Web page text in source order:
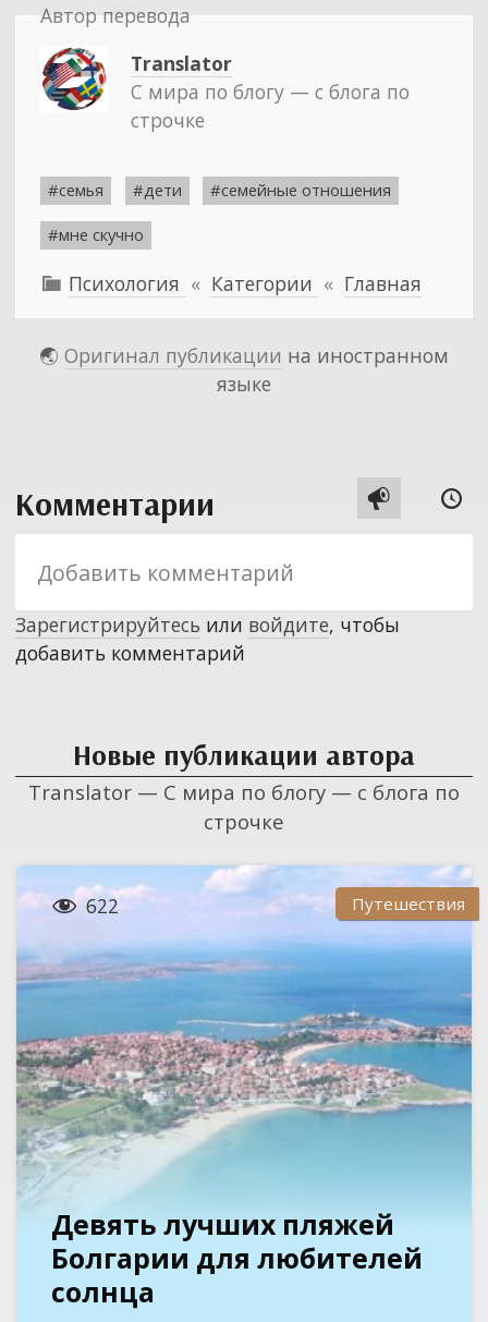
Автор перевода
Translator
С мира по блогу — с блога по
строчке
#семья #дети #семейные отношения
#мне скучно
 Психология « Категории « Главная
🌏 Оригинал публикации на иностранном
языке
Комментарии  
Зарегистрируйтесь или войдите, чтобы
добавить комментарий
Новые публикации автора
Translator — С мира по блогу — с блога по
строчке
 622 Путешествия
Девять лучших пляжей
Болгарии для любителей
солнца